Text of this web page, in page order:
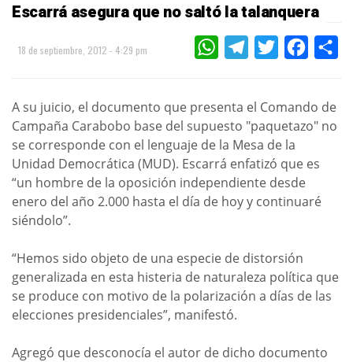
Escarrá asegura que no saltó la talanquera
18 de septiembre, 2012 - 4:29 pm WHATSAPPTELEGRAMTWITTER
A su juicio, el documento que presenta el Comando de
Campaña Carabobo base del supuesto "paquetazo" no
se corresponde con el lenguaje de la Mesa de la
Unidad Democrática (MUD). Escarrá enfatizó que es
“un hombre de la oposición independiente desde
enero del año 2.000 hasta el día de hoy y continuaré
siéndolo”.
“Hemos sido objeto de una especie de distorsión
generalizada en esta histeria de naturaleza política que
se produce con motivo de la polarización a días de las
elecciones presidenciales”, manifestó.
Agregó que desconocía el autor de dicho documento